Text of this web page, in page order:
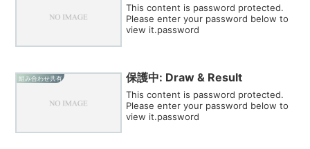
This content is password protected.
Please enter your password below to
view it.password
組み合わせ共有 保護中: Draw & Result
This content is password protected.
Please enter your password below to
view it.password